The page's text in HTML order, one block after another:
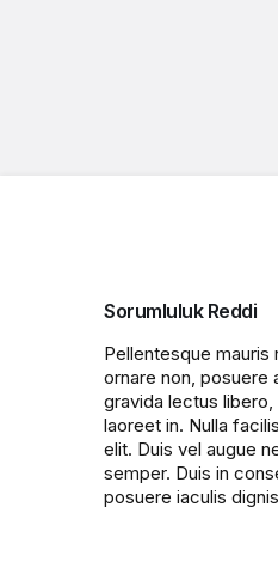
Sorumluluk Reddi
Pellentesque mauris
ornare non, posuere
gravida lectus
laoreet in. Nulla
elit. Duis vel augue
semper. Duis in
posuere iaculis